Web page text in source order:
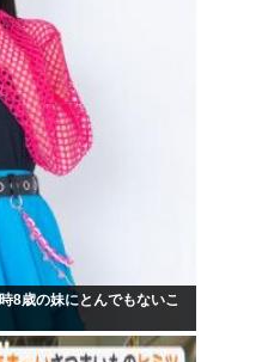
8歳の妹にとんでもないこ